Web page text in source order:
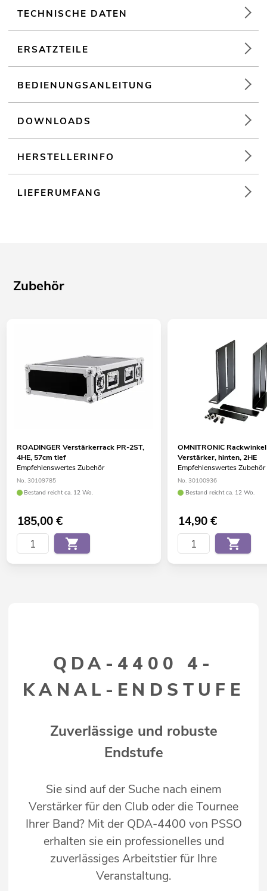
Elektronisch symmetrierte Eingänge über XLR-Einbaubuchsen
mit XLR-Durchschleifausgängen
Lautsprecherausgänge über verriegelbare Speaker-Buchsen
Robustes Stahlchassis mit Aluminiumfrontplatte
(19") 48,3 cm Rackeinbau 2 HE
Hocheffiziente Luftströmung Front to Rear
Die Gerätekühlung erfolgt über Lüfter temperaturgeregelt
Für Anwendungsgebiete wie zum Beispiel: Clubs/Tanzschulen;
Installation; mobilen Einsatz; Mobile DJs / Alleinunterhalter;
Restaurants, Bars und Hotels; Verleiher;
Sportzentren/Fitnessstudios
TECHNISCHE DATEN
ERSATZTEILE
BEDIENUNGSANLEITUNG
DOWNLOADS
HERSTELLERINFO
LIEFERUMFANG
Zubehör
ROADINGER Verstärkerrack PR-2ST,
4HE, 57cm tief
Empfehlenswertes Zubehör
No. 30109785
Bestand reicht ca. 12 Wo.
185,00€
OMNITRONIC
Verstärker, hinten, 2HE
Empfehlenswertes Zubehör
No. 30100936
Bestand reicht ca. 12 Wo.
14,90€
QDA-4400 4-
KANAL-ENDSTUFE
Zuverlässige und robuste
Endstufe
Sie sind auf der Suche nach einem
Verstärker für den Club oder die Tournee
Ihrer Band? Mit der QDA-4400 von PSSO
erhalten sie ein professionelles und
zuverlässiges Arbeitstier für Ihre
Veranstaltung.